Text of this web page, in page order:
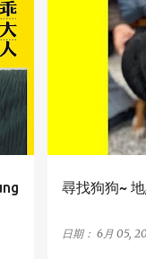
尋找狗狗~
日期： 6月 05,
台北